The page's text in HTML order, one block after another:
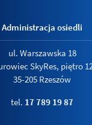
Administracja osiedli
ul. Warszawska 18
SkyRes, piętro
35-205 Rzeszów
tel. 17 789 19 87